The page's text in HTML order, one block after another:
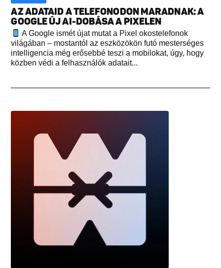
AZ ADATAID A TELEFONODON MARADNAK: A
GOOGLE ÚJ AI-DOBÁSA A PIXELEN
A Google ismét újat mutat a Pixel okostelefonok
világában – mostantól az eszközökön futó mesterséges
intelligencia még erősebbé teszi a mobilokat, úgy, hogy
közben védi a felhasználók adatait...